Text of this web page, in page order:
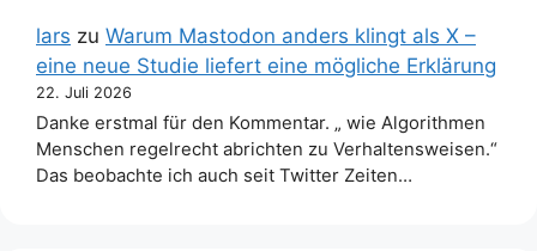
lars zu Warum Mastodon anders klingt als X –
eine neue Studie liefert eine mögliche Erklärung
22. Juli 2026
Danke erstmal für den Kommentar. „ wie Algorithmen
Menschen regelrecht abrichten zu Verhaltensweisen.“
Das beobachte ich auch seit Twitter Zeiten…